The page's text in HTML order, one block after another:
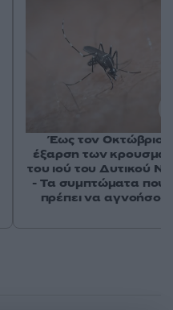
Έως τον Οκτώβριο
έξαρση των
του ιού του Δυτικού
- Τα συμπτώματα που
πρέπει να